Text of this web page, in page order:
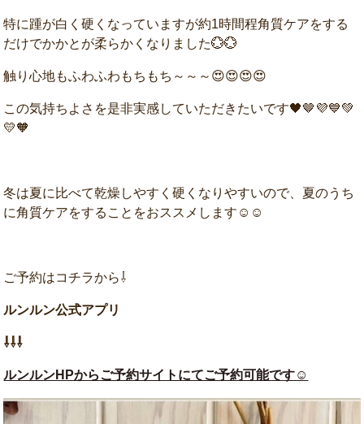
特に踵が白く硬くなっていますが約1時間程角質ケアをする
だけでかかとが柔らかくなりました💮💮
触り心地もふわふわもちもち～～～😍😍😍😍
この気持ちよさを是非実感していただきたいです🖤🤎💜💙💚
💛🧡
冬は夏に比べて乾燥しやすく硬くなりやすいので、夏のうち
に角質ケアをすることをおススメします☺☺
ご予約はコチラから⇩
ルンルン公式アプリ
⇩⇩⇩
ルンルンHPからご予約サイトにてご予約可能です☺